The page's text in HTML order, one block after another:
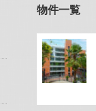
物件一覧